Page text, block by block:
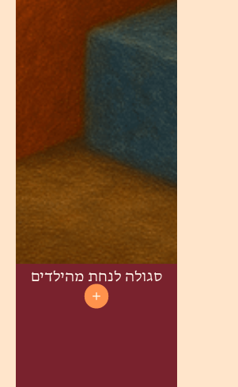
סגולה לנחת מהילדים